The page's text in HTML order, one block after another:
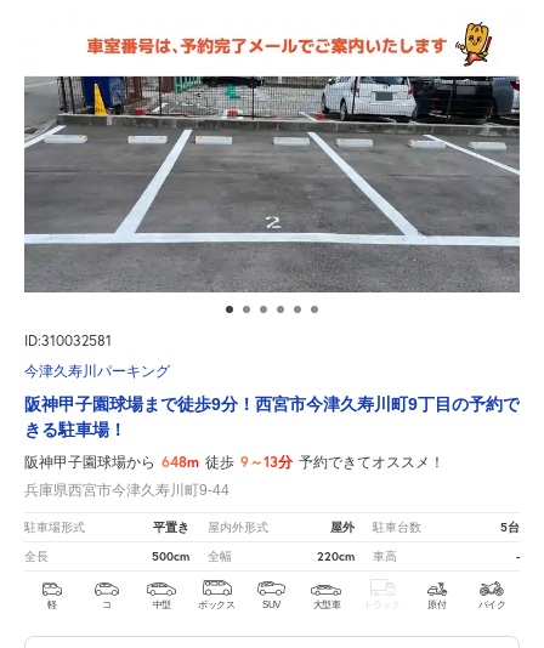
ID:310032581
今津久寿川パーキング
阪神甲子園球場まで徒歩9分！西宮市今津久寿川町9丁目の予約で
きる駐車場！
阪神甲子園球場から 648m 徒歩 9～13分 予約できてオススメ！
兵庫県西宮市今津久寿川町9-44
駐車場形式 平置き 屋内外形式 屋外 駐車台数 5台
全長 500cm 全幅 220cm 車高 -
軽 コ 中型 ボックス SUV 大型車 トラック 原付 バイク